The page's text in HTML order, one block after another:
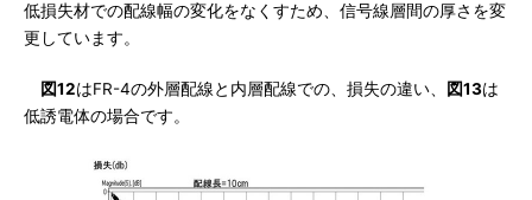
低損失材での配線幅の変化をなくすため、信号線層間の厚さを変
更しています。
図12はFR-4の外層配線と内層配線での、損失の違い、 図13は
低誘電体の場合です。